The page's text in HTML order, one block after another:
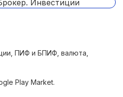
ПИФ и БПИФ, валюта,
Play Market.